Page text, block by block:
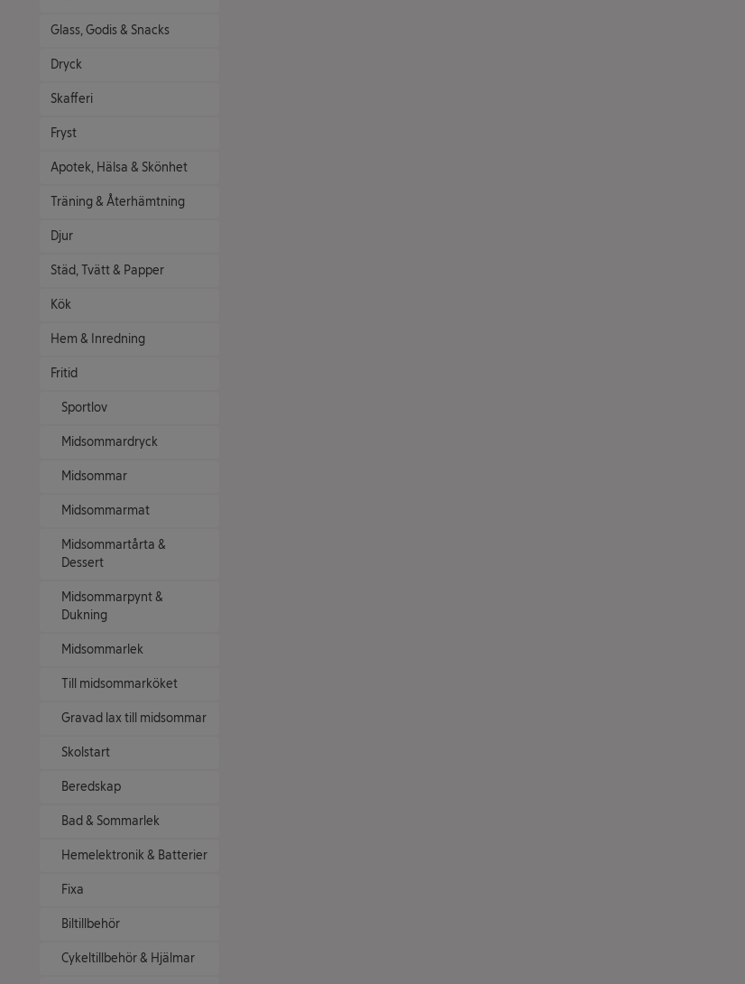
Glass, Godis & Snacks
Dryck
Skafferi
Fryst
Apotek, Hälsa & Skönhet
Träning & Återhämtning
Djur
Städ, Tvätt & Papper
Kök
Hem & Inredning
Fritid
Sportlov
Midsommardryck
Midsommar
Midsommarmat
Midsommartårta &
Dessert
Midsommarpynt &
Dukning
Midsommarlek
Till midsommarköket
Gravad lax till midsommar
Skolstart
Beredskap
Bad & Sommarlek
Hemelektronik & Batterier
Fixa
Biltillbehör
Cykeltillbehör & Hjälmar